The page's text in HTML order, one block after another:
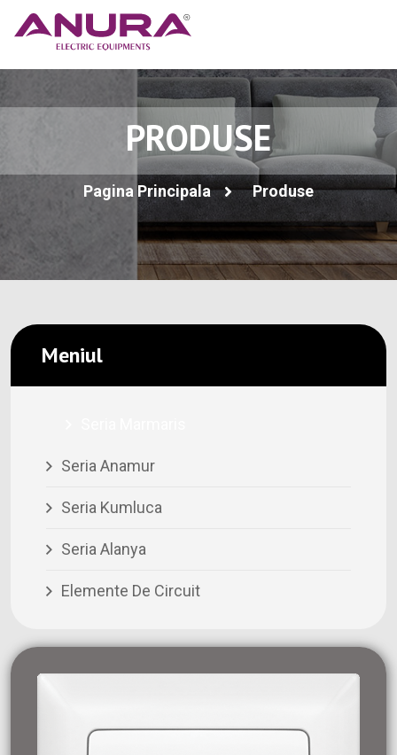
PRODUSE
Pagina Principala Produse
Meniul
Seria Anamur
Seria Kumluca
Seria Alanya
Elemente De Circuit